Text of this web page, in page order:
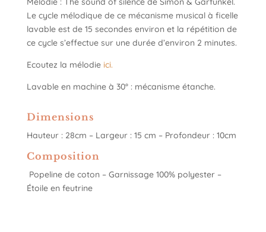
Le cycle mélodique de ce mécanisme musical à ficelle
lavable est de 15 secondes environ et la répétition de
ce cycle s’effectue sur une durée d’environ 2 minutes.
Ecoutez la mélodie ici.
Lavable en machine à 30° : mécanisme étanche.
Dimensions
Hauteur : 28cm – Largeur : 15 cm – Profondeur : 10cm
Composition
Popeline de coton – Garnissage 100% polyester –
Étoile en feutrine